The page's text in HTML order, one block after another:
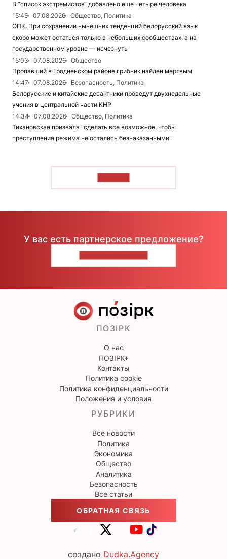
В “список экстремистов“ добавлено еще четыре человека
15:45
07.08.2026
Общество, Политика
ОПК: При сохранении нынешних тенденций белорусский язык
скоро может остаться только в небольших сообществах, а на
государственном уровне — исчезнуть
15:03
07.08.2026
Общество
Пропавший в Гродненском районе грибник найден мертвым
14:47
07.08.2026
Безопасность, Политика
Белорусские и китайские десантники проведут двухнедельные
учения в центральной части КНР
14:34
07.08.2026
Общество, Политика
Тихановская призвала "сделать все возможное, чтобы
преступления режима не остались безнаказанными"
У вас есть партнерское предложение?
ПОЗІРК
О нас
ПОЗІРК+
Контакты
Политика cookie
Политика конфиденциальности
Положения и условия
РУБРИКИ
Все новости
Политика
Экономика
Общество
Аналитика
Безопасность
Все статьи
ОБРАТНАЯ СВЯЗЬ
создано Dudka.Agency